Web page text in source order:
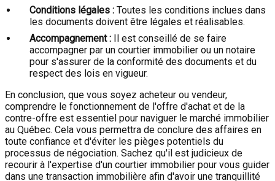
Conditions légales : Toutes les conditions inclues dans
les documents doivent être légales et réalisables.
Accompagnement : Il est conseillé de se faire
accompagner par un courtier immobilier ou un notaire
pour s'assurer de la conformité des documents et du
respect des lois en vigueur.
En conclusion, que vous soyez acheteur ou vendeur,
comprendre le fonctionnement de l'offre d'achat et de la
contre-offre est essentiel pour naviguer le marché immobilier
au Québec. Cela vous permettra de conclure des affaires en
toute confiance et d'éviter les pièges potentiels du
processus de négociation. Sachez qu'il est judicieux de
recourir à l'expertise d'un courtier immobilier pour vous guider
dans une transaction immobilière afin d'avoir une tranquillité